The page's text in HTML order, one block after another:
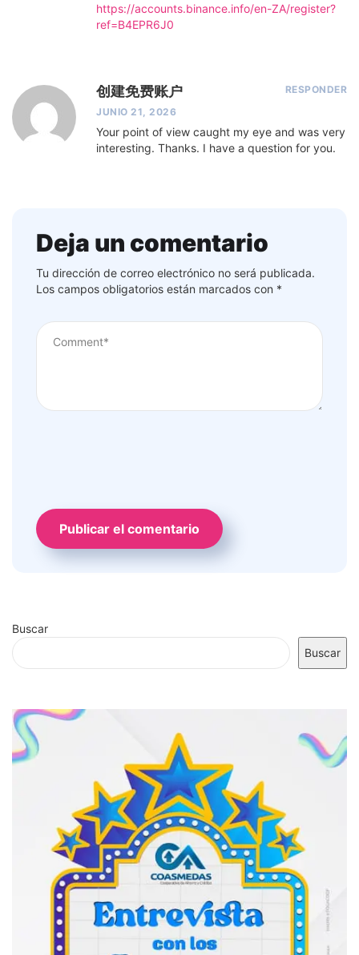
https://accounts.binance.info/en-ZA/register?
ref=B4EPR6J0
创建免费账户
JUNIO 21, 2026
RESPONDER
Your point of view caught my eye and was very
interesting. Thanks. I have a question for you.
Deja un comentario
Tu dirección de correo electrónico no será publicada.
Los campos obligatorios están marcados con *
Buscar
Buscar